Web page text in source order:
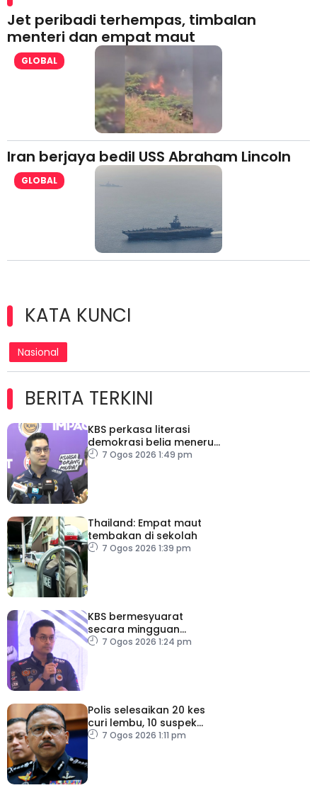
Jet peribadi terhempas, timbalan
menteri dan empat maut
GLOBAL
Iran berjaya bedil USS Abraham Lincoln
GLOBAL
KATA KUNCI
Nasional
BERITA TERKINI
KBS perkasa literasi
demokrasi belia menerusi
Bulan Rakan Demokrasi
7 Ogos 2026 1:49 pm
Thailand: Empat maut
tembakan di sekolah
7 Ogos 2026 1:39 pm
KBS bermesyuarat
secara mingguan
pastikan persiapan F1
7 Ogos 2026 1:24 pm
Polis selesaikan 20 kes
curi lembu, 10 suspek
diberkas
7 Ogos 2026 1:11 pm